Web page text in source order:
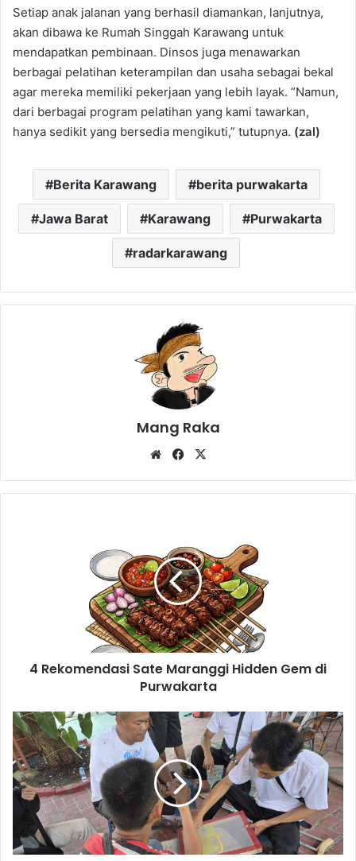
Setiap anak jalanan yang berhasil diamankan, lanjutnya,
akan dibawa ke Rumah Singgah Karawang untuk
mendapatkan pembinaan. Dinsos juga menawarkan
berbagai pelatihan keterampilan dan usaha sebagai bekal
agar mereka memiliki pekerjaan yang lebih layak. ”Namun,
dari berbagai program pelatihan yang kami tawarkan,
hanya sedikit yang bersedia mengikuti,” tutupnya. (zal)
Berita Karawang berita purwakarta
Jawa Barat Karawang Purwakarta
radarkarawang
Mang Raka
WebsiteFacebook
4 Rekomendasi Sate Maranggi Hidden Gem di
Purwakarta
27
Penyandang
Disabilitas
Ikuti
Pelatihan
Cetak
Sablon